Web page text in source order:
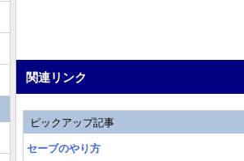
関連リンク
ピックアップ記事
セーブのやり方